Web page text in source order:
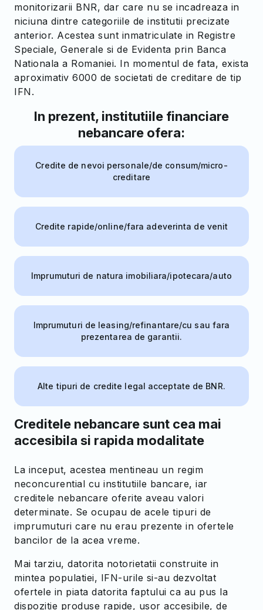
monitorizarii BNR, dar care nu se incadreaza in
niciuna dintre categoriile de institutii precizate
anterior. Acestea sunt inmatriculate in Registre
Speciale, Generale si de Evidenta prin Banca
Nationala a Romaniei. In momentul de fata, exista
aproximativ 6000 de societati de creditare de tip
IFN.
In prezent, institutiile financiare
nebancare ofera:
Credite de nevoi personale/de consum/micro-
creditare
Credite rapide/online/fara adeverinta de venit
Imprumuturi de natura imobiliara/ipotecara/auto
Imprumuturi de leasing/refinantare/cu sau fara
prezentarea de garantii.
Alte tipuri de credite legal acceptate de BNR.
Creditele nebancare sunt cea mai
accesibila si rapida modalitate
La inceput, acestea mentineau un regim
neconcurential cu institutiile bancare, iar
creditele nebancare oferite aveau valori
determinate. Se ocupau de acele tipuri de
imprumuturi care nu erau prezente in ofertele
bancilor de la acea vreme.
Mai tarziu, datorita notorietatii construite in
mintea populatiei, IFN-urile si-au dezvoltat
ofertele in piata datorita faptului ca au pus la
dispozitie produse rapide, usor accesibile, de